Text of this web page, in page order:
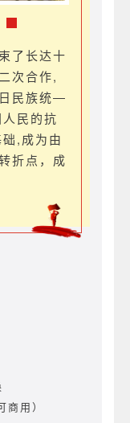
了长达十
次合作,
民族统―
民的抗
,成为由
折点，成
用）